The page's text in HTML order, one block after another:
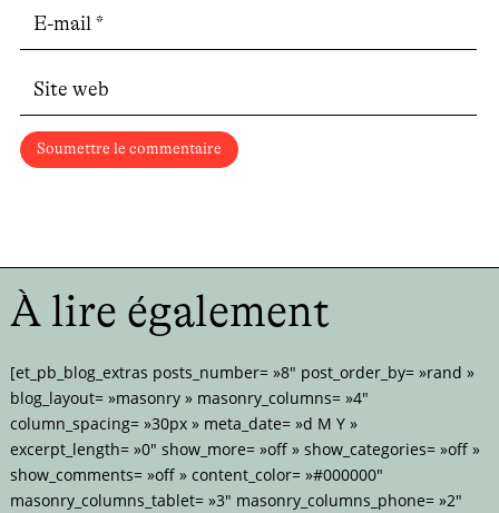
Soumettre le commentaire
À lire également
[et_pb_blog_extras posts_number= »8″ post_order_by= »rand »
blog_layout= »masonry » masonry_columns= »4″
column_spacing= »30px » meta_date= »d M Y »
excerpt_length= »0″ show_more= »off » show_categories= »off »
show_comments= »off » content_color= »#000000″
masonry_columns_tablet= »3″ masonry_columns_phone= »2″